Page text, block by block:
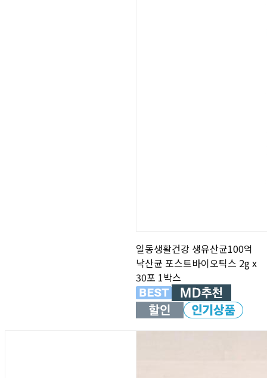
일동생활건강 생유산균100억
낙산균 포스트바이오틱스 2g x
30포 1박스